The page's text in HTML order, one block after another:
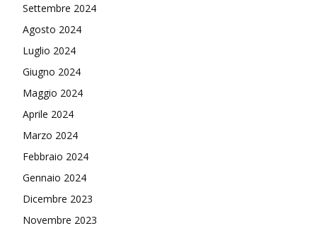
Settembre 2024
Agosto 2024
Luglio 2024
Giugno 2024
Maggio 2024
Aprile 2024
Marzo 2024
Febbraio 2024
Gennaio 2024
Dicembre 2023
Novembre 2023